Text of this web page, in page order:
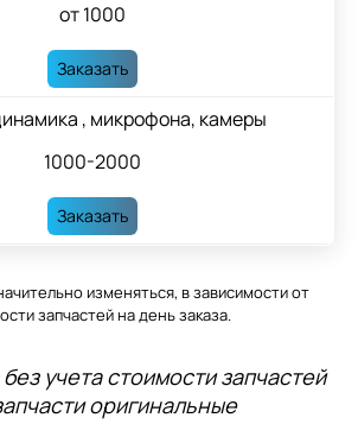
от 1000
Заказать
, микрофона, камеры
1000-2000
Заказать
изменяться, в зависимости от
запчастей на день заказа.
учета стоимости запчастей
оригинальные